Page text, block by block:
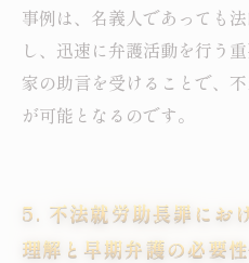
事例は、名義人であっても
し、迅速に弁護活動を行う
家の助言を受けることで、
が可能となるのです。
5. 不法就労助長罪にお
理解と早期弁護の必要